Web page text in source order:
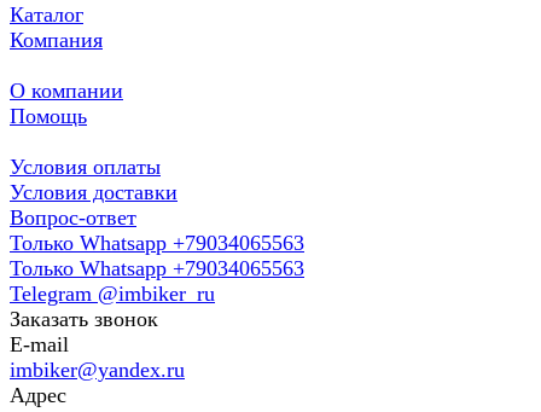
Каталог
Компания
О компании
Помощь
Условия оплаты
Условия доставки
Вопрос-ответ
Только Whatsapp +79034065563
Только Whatsapp +79034065563
Telegram @imbiker_ru
Заказать звонок
E-mail
imbiker@yandex.ru
Адрес